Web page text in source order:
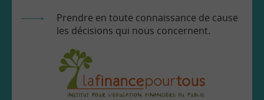
Prendre en toute connaissance de cause
les décisions qui nous concernent.